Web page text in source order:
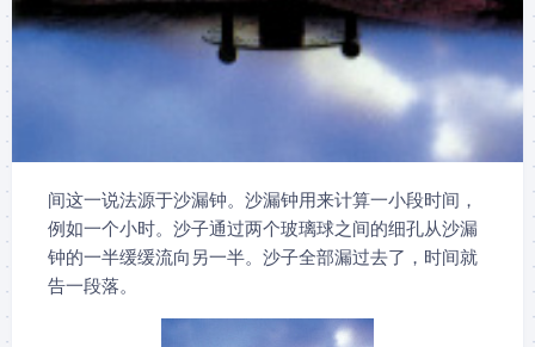
间这一说法源于沙漏钟。沙漏钟用来计算一小段时间，
例如一个小时。沙子通过两个玻璃球之间的细孔从沙漏
钟的一半缓缓流向另一半。沙子全部漏过去了，时间就
告一段落。